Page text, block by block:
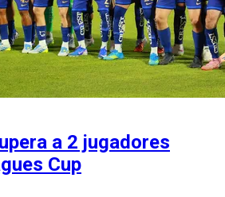
a 2 jugadores
Cup